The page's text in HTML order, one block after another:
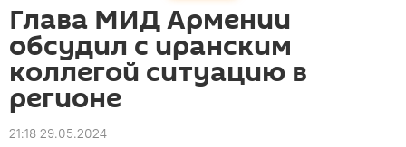
Глава МИД Армении
обсудил с иранским
коллегой ситуацию в
регионе
21:18 29.05.2024